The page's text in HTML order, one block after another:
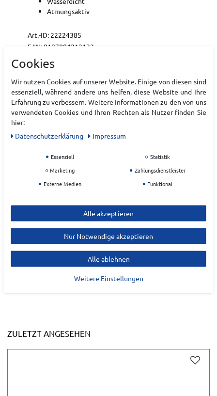
Atmungsaktiv
Art.-ID: 22224385
EAN: 0197804212132
Materialzusammensetzung: Außenmaterial: 100%
Polyester, Futter: 100% Polyester, Füllung: 80%
Daunen, 20% Federn (Wasservögel) - enthält
nichttextile Teile tierischen Ursprungs
THE NORTH FACE
EU Verantwortlicher
VF Germany Textil Handels GmbH
Otto Hahn Str. 36
63303Dreieich
Deutschland
tochange@vfc.com
ZULETZT ANGESEHEN
Cookies
Wir nutzen Cookies auf unserer Website. Einige von diesen sind
essenziell, während andere uns helfen, diese Website und Ihre
Erfahrung zu verbessern. Weitere Informationen zu den von uns
verwendeten Cookies und Ihren Rechten als Nutzer finden Sie
hier:
Daten­schutz­erklärung
Impressum
Essenziell
Statistik
Marketing
Zahlungsdienstleister
Externe Medien
Funktional
Alle akzeptieren
Nur Notwendige akzeptieren
Alle ablehnen
Weitere Einstellungen